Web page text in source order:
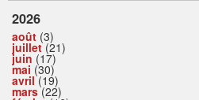
2026
août (3)
juillet(21)
juin (17)
mai (30)
avril(19)
mars(22)